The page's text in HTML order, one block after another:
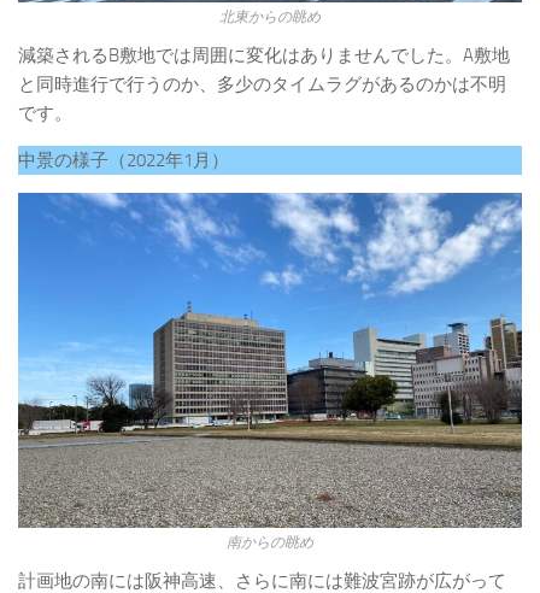
北東からの眺め
減築されるB敷地では周囲に変化はありませんでした。A敷地
と同時進行で行うのか、多少のタイムラグがあるのかは不明
です。
中景の様子（2022年1月）
南からの眺め
計画地の南には阪神高速、さらに南には難波宮跡が広がって